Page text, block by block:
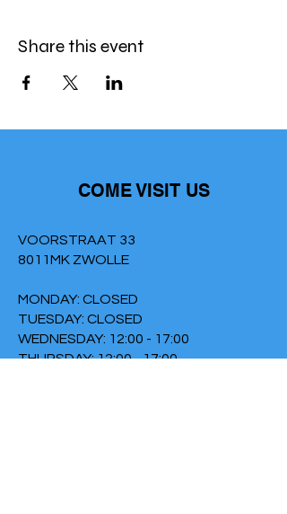
Share this event
COME VISIT US
VOORSTRAAT 33
8011MK ZWOLLE
MONDAY: CLOSED
TUESDAY: CLOSED
WEDNESDAY: 12:00 - 17:00
THURSDAY: 12:00 - 17:00